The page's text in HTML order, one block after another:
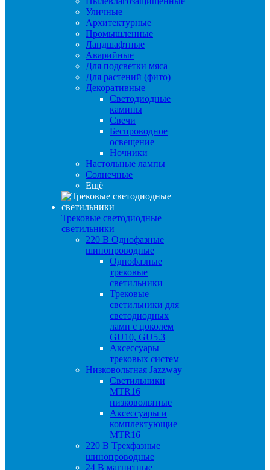
Уличные
Архитектурные
Промышленные
Ландшафтные
Аварийные
Для подсветки мяса
Для растений (фито)
Декоративные
Светодиодные
камины
Свечи
Беспроводное
освещение
Ночники
Настольные лампы
Солнечные
Ещё
Трековые светодиодные
светильники
220 B Однофазные
шинопроводные
Однофазные
трековые
светильники
Трековые
светильники для
светодиодных
ламп с цоколем
GU10, GU5.3
Аксессуары
трековых систем
Низковольтная Jazzway
Светильники
MTR16
низковольтные
Аксессуары и
комплектующие
MTR16
220 B Трехфазные
шинопроводные
24 B магнитные